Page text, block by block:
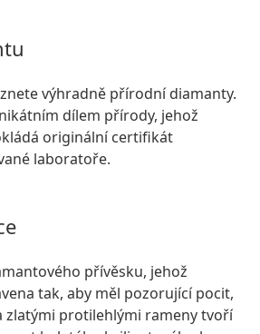
výhradně přírodní diamanty.
dílem přírody, jehož
originální certifikát
laboratoře.
přívěsku, jehož
tak, aby měl pozorující pocit,
zlatými protilehlými rameny tvoří